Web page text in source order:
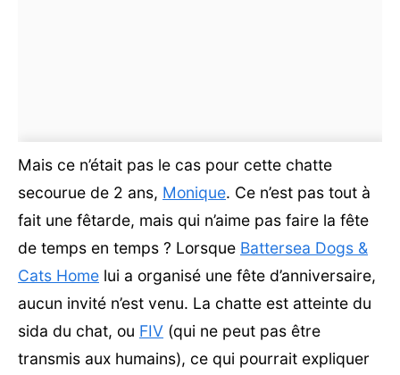
Mais ce n’était pas le cas pour cette chatte
secourue de 2 ans, Monique. Ce n’est pas tout à
fait une fêtarde, mais qui n’aime pas faire la fête
de temps en temps ? Lorsque Battersea Dogs &
Cats Home lui a organisé une fête d’anniversaire,
aucun invité n’est venu. La chatte est atteinte du
sida du chat, ou FIV (qui ne peut pas être
transmis aux humains), ce qui pourrait expliquer